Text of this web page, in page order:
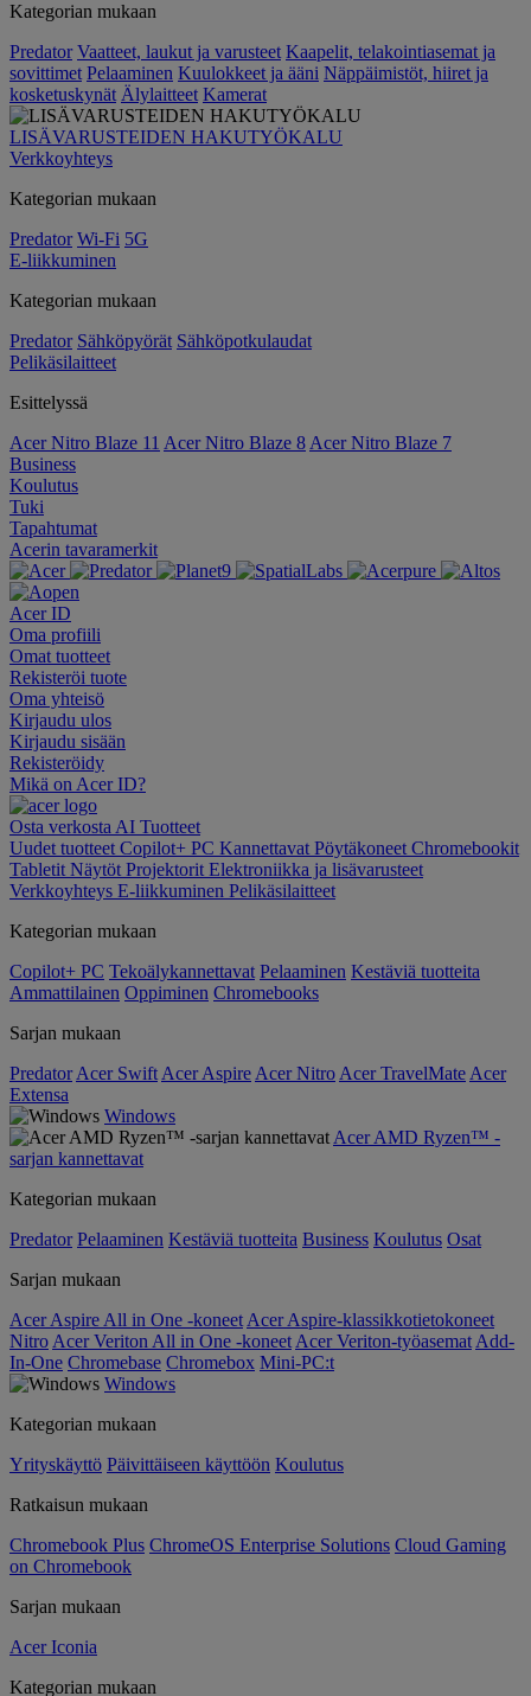
Kategorian mukaan
Predator Vaatteet, laukut ja varusteet Kaapelit, telakointiasemat ja
sovittimet Pelaaminen Kuulokkeet ja ääni Näppäimistöt, hiiret ja
kosketuskynät Älylaitteet Kamerat
LISÄVARUSTEIDEN HAKUTYÖKALU
Verkkoyhteys
Kategorian mukaan
Predator Wi-Fi 5G
E-liikkuminen
Kategorian mukaan
Predator Sähköpyörät Sähköpotkulaudat
Pelikäsilaitteet
Esittelyssä
Acer Nitro Blaze 11 Acer Nitro Blaze 8 Acer Nitro Blaze 7
Business
Koulutus
Tuki
Tapahtumat
Acerin tavaramerkit
Acer ID
Oma profiili
Omat tuotteet
Rekisteröi tuote
Oma yhteisö
Kirjaudu ulos
Kirjaudu sisään
Rekisteröidy
Mikä on Acer ID?
Osta verkosta AI Tuotteet
Uudet tuotteet Copilot+ PC Kannettavat Pöytäkoneet Chromebookit
Tabletit Näytöt Projektorit Elektroniikka ja lisävarusteet
Verkkoyhteys E-liikkuminen Pelikäsilaitteet
Kategorian mukaan
Copilot+ PC Tekoälykannettavat Pelaaminen Kestäviä tuotteita
Ammattilainen Oppiminen Chromebooks
Sarjan mukaan
Predator Acer Swift Acer Aspire Acer Nitro Acer TravelMate Acer
Extensa
Windows
Acer AMD Ryzen™ -
sarjan kannettavat
Kategorian mukaan
Predator Pelaaminen Kestäviä tuotteita Business Koulutus Osat
Sarjan mukaan
Acer Aspire All in One -koneet Acer Aspire-klassikkotietokoneet
Nitro Acer Veriton All in One -koneet Acer Veriton-työasemat Add-
In-One Chromebase Chromebox Mini-PC:t
Windows
Kategorian mukaan
Yrityskäyttö Päivittäiseen käyttöön Koulutus
Ratkaisun mukaan
Chromebook Plus ChromeOS Enterprise Solutions Cloud Gaming
on Chromebook
Sarjan mukaan
Acer Iconia
Kategorian mukaan